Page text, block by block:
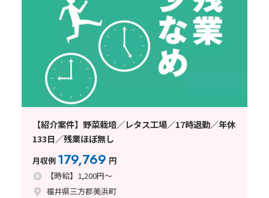
【紹介案件】野菜栽培／レタス工場／17時退勤／年休
133日／残業ほぼ無し
月収例 179,769 円
【時給】1,200円～
福井県三方郡美浜町